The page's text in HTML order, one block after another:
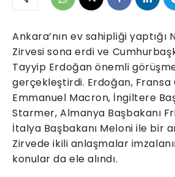
Ankara’nın ev sahipliği yaptığı
Zirvesi sona erdi ve
Tayyip Erdoğan önemli
gerçekleştirdi. Erdoğan, Fransa
Emmanuel Macron, İngiltere
Starmer, Almanya Başbakanı
İtalya Başbakanı Meloni ile bir
Zirvede ikili anlaşmalar
konular da ele alındı.